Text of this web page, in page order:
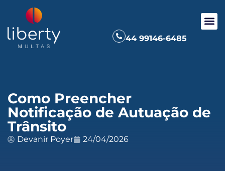
44 99146-6485
Como Preencher
Notificação de Autuação de
Trânsito
Devanir Poyer 24/04/2026